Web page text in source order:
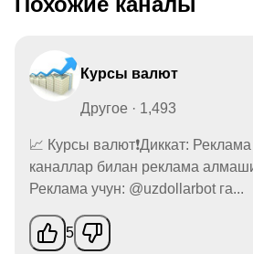
Курсы валют
Другое · 1,493
📈 Курсы валют❗️Диккат:
каналлар билан реклама
Реклама учун: @uzdollarbot га...
5